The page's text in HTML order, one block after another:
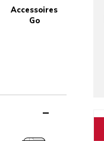
Accessoires
Go